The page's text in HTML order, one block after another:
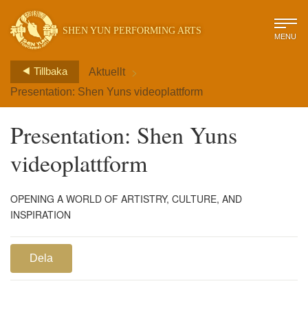
SHEN YUN PERFORMING ARTS MENU
Tillbaka Aktuellt >
Presentation: Shen Yuns videoplattform
Presentation: Shen Yuns
videoplattform
OPENING A WORLD OF ARTISTRY, CULTURE, AND
INSPIRATION
Dela